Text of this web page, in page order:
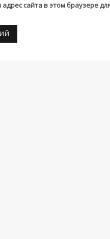
сайта в этом браузере